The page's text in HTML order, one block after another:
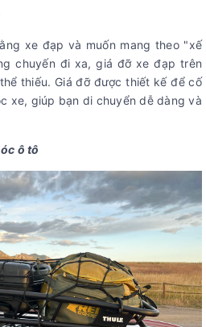
xe đạp và muốn mang theo "xế
chuyến đi xa, giá đỡ xe đạp trên
thiếu. Giá đỡ được thiết kế để cố
xe, giúp bạn di chuyển dễ dàng và
ô tô